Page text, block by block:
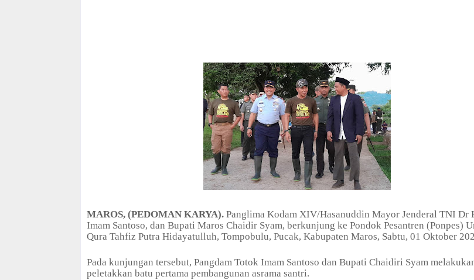
MAROS, (PEDOMAN KARYA). Panglima Kodam XIV/Hasanuddin Mayor Jenderal TNI Dr
Imam Santoso, dan Bupati Maros Chaidir Syam, berkunjung ke Pondok Pesantren (Ponpes)
Qura Tahfiz Putra Hidayatulluh, Tompobulu, Pucak, Kabupaten Maros, Sabtu, 01 Oktober
Pada kunjungan tersebut, Pangdam Totok Imam Santoso dan Bupati Chaidiri Syam
peletakkan batu pertama pembangunan asrama santri.